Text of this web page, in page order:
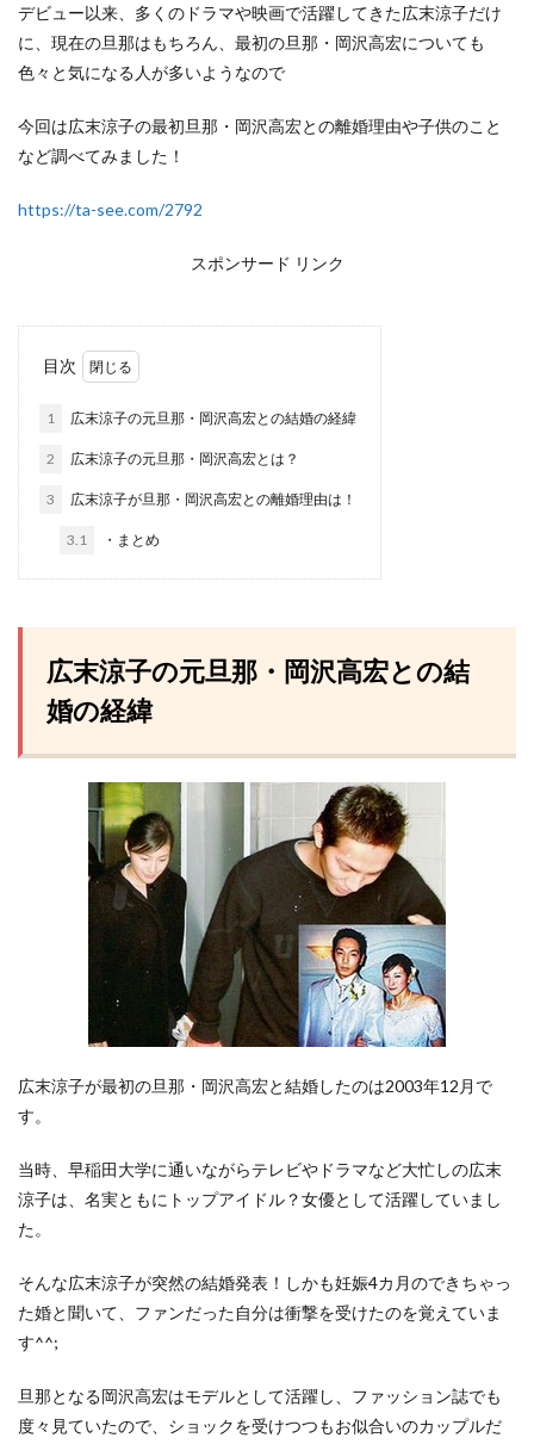
デビュー以来、多くのドラマや映画で活躍してきた広末涼子だけ
に、現在の旦那はもちろん、最初の旦那・岡沢高宏についても
色々と気になる人が多いようなので
今回は広末涼子の最初旦那・岡沢高宏との離婚理由や子供のこと
など調べてみました！
https://ta-see.com/2792
スポンサード リンク
目次
1 広末涼子の元旦那・岡沢高宏との結婚の経緯
2 広末涼子の元旦那・岡沢高宏とは？
3 広末涼子が旦那・岡沢高宏との離婚理由は！
3.1 ・まとめ
広末涼子の元旦那・岡沢高宏との結
婚の経緯
広末涼子が最初の旦那・岡沢高宏と結婚したのは2003年12月で
す。
当時、早稲田大学に通いながらテレビやドラマなど大忙しの広末
涼子は、名実ともにトップアイドル？女優として活躍していまし
た。
そんな広末涼子が突然の結婚発表！しかも妊娠4カ月のできちゃっ
た婚と聞いて、ファンだった自分は衝撃を受けたのを覚えていま
す^^;
旦那となる岡沢高宏はモデルとして活躍し、ファッション誌でも
度々見ていたので、ショックを受けつつもお似合いのカップルだ